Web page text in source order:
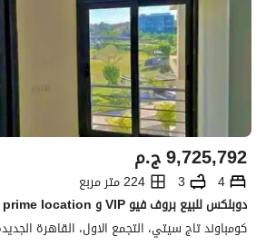
ج.م9,725,792
4
3
224 متر مربع
كومباوند تاج سيتي، التجمع الاول، القاهرة